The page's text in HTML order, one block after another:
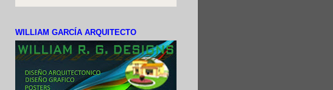
WILLIAM GARCÍA ARQUITECTO